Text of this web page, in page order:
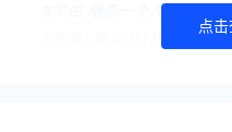
暗恋一个人发表，转
上出处( 爱尖刀 )及本页链接
点